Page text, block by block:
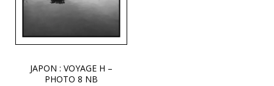
JAPON : VOYAGE H –
PHOTO 8 NB